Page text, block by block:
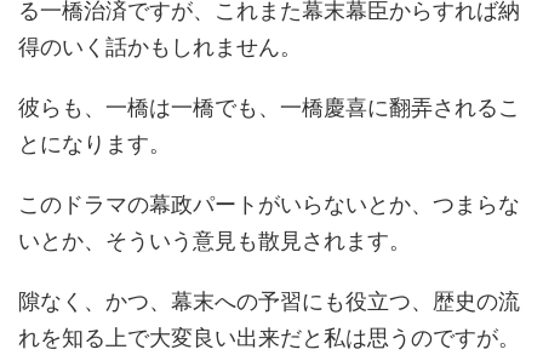
る一橋治済ですが、これまた幕末幕臣からすれば納
得のいく話かもしれません。
彼らも、一橋は一橋でも、一橋慶喜に翻弄されるこ
とになります。
このドラマの幕政パートがいらないとか、つまらな
いとか、そういう意見も散見されます。
隙なく、かつ、幕末への予習にも役立つ、歴史の流
れを知る上で大変良い出来だと私は思うのですが。